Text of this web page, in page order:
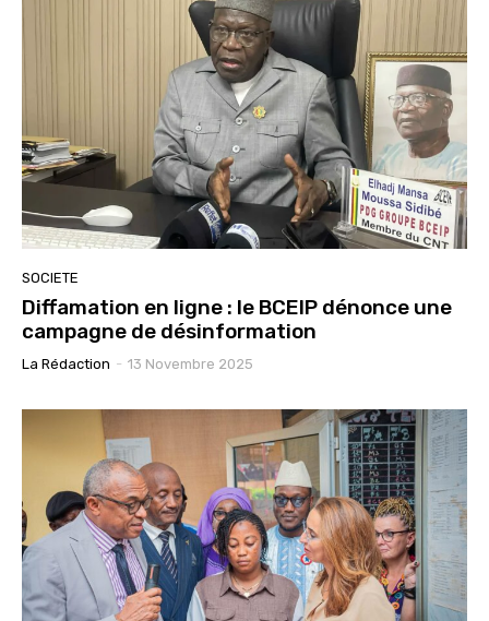
SOCIETE
Diffamation en ligne : le BCEIP dénonce une
campagne de désinformation
La Rédaction - 13 Novembre 2025